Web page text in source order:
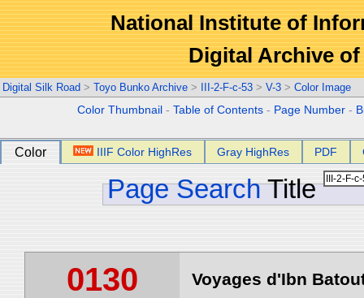
National Institute of
Digital Archive
Digital Silk Road > Toyo Bunko Archive > III-2-F-c-53 > V-3 > Color Image
Color Thumbnail -Table of Contents - Page Number -
Color IIIF Color HighRes Gray HighRes PDF
Page Search Title
0130 Voyages d'Ibn